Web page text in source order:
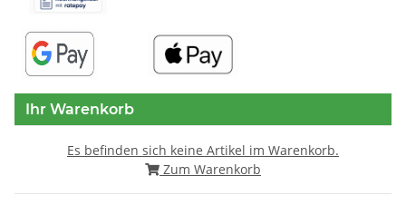
Ihr Warenkorb
Es befinden sich keine Artikel im Warenkorb.
Zum Warenkorb